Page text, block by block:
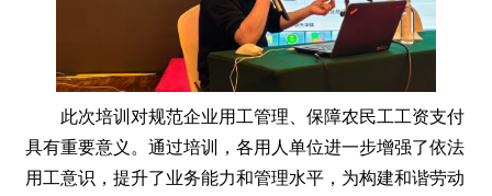
此次培训对规范企业用工管理、保障农民工工资支付
具有重要意义。通过培训，各用人单位进一步增强了依法
用工意识，提升了业务能力和管理水平，为构建和谐劳动